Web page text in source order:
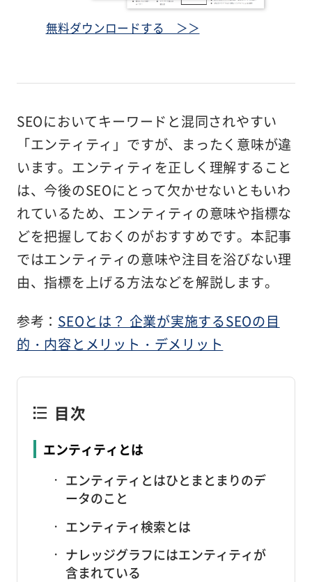
無料ダウンロードする ＞＞
SEOにおいてキーワードと混同されやすい
「エンティティ」ですが、まったく意味が違
います。エンティティを正しく理解すること
は、今後のSEOにとって欠かせないともいわ
れているため、エンティティの意味や指標な
どを把握しておくのがおすすめです。本記事
ではエンティティの意味や注目を浴びない理
由、指標を上げる方法などを解説します。
参考： SEOとは？ 企業が実施するSEOの目
的・内容とメリット・デメリット
目次
エンティティとは
エンティティとはひとまとまりのデ
ータのこと
エンティティ検索とは
ナレッジグラフにはエンティティが
含まれている